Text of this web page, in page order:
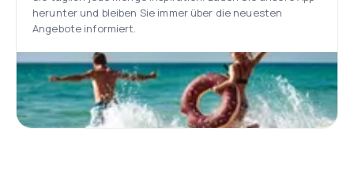
herunter und bleiben Sie immer über die neuesten
Angebote informiert.